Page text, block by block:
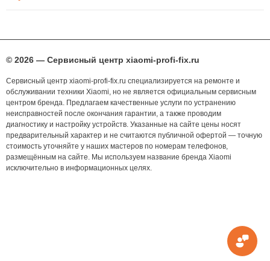
© 2026 — Сервисный центр xiaomi-profi-fix.ru
Сервисный центр xiaomi-profi-fix.ru специализируется на ремонте и
обслуживании техники Xiaomi, но не является официальным сервисным
центром бренда. Предлагаем качественные услуги по устранению
неисправностей после окончания гарантии, а также проводим
диагностику и настройку устройств. Указанные на сайте цены носят
предварительный характер и не считаются публичной офертой — точную
стоимость уточняйте у наших мастеров по номерам телефонов,
размещённым на сайте. Мы используем название бренда Xiaomi
исключительно в информационных целях.